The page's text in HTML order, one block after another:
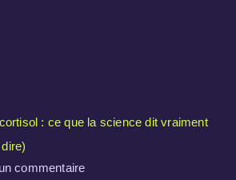
: ce que la science dit vraiment
commentaire